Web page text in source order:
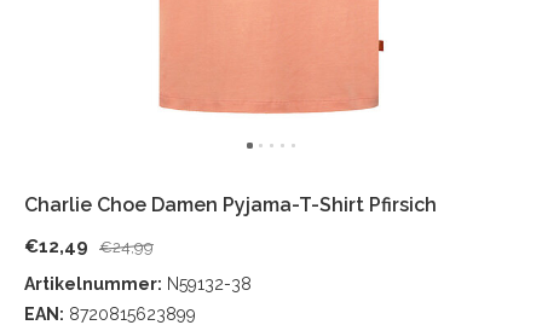
Charlie Choe Damen Pyjama-T-Shirt Pfirsich
€12,49 €24,99
Artikelnummer: N59132-38
EAN: 8720815623899